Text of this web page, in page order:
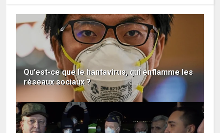
Qu’est-ce que le hantavirus, qui enflamme les
réseaux sociaux ?